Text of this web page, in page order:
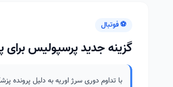
⚽ فوتبال
گزینه جدید پرسپولیس
با تداوم دوری سرژ اوریه به دلیل